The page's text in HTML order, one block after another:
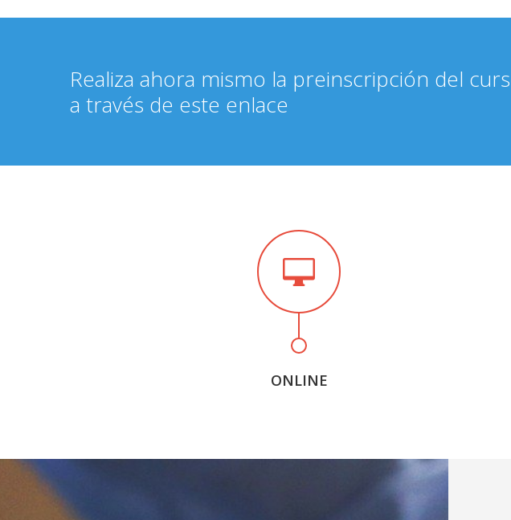
Realiza ahora mismo la preinscripción del
a través de este enlace
ONLINE